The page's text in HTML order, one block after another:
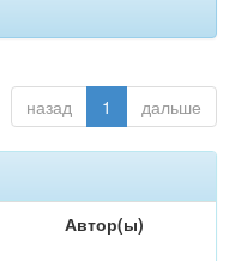
назад 1 дальше
Автор(ы)